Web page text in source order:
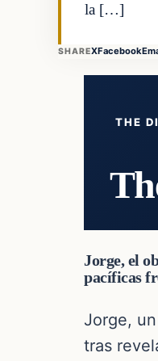
la […]
SHAREXFacebook
THE
Jorge, el
pacíficas
Jorge,
tras